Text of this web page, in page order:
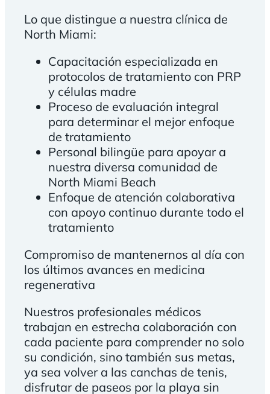
Lo que distingue a nuestra clínica de
North Miami:
Capacitación especializada en
protocolos de tratamiento con PRP
y células madre
Proceso de evaluación integral
para determinar el mejor enfoque
de tratamiento
Personal bilingüe para apoyar a
nuestra diversa comunidad de
North Miami Beach
Enfoque de atención colaborativa
con apoyo continuo durante todo el
tratamiento
Compromiso de mantenernos al día con
los últimos avances en medicina
regenerativa
Nuestros profesionales médicos
trabajan en estrecha colaboración con
cada paciente para comprender no solo
su condición, sino también sus metas,
ya sea volver a las canchas de tenis,
disfrutar de paseos por la playa sin